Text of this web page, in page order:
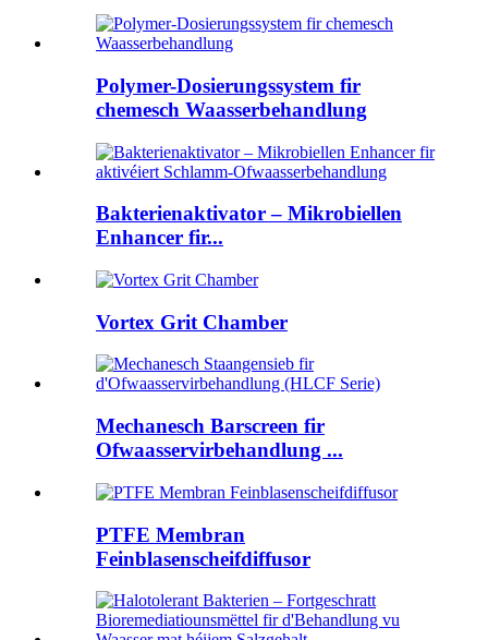
Polymer-Dosierungssystem fir
chemesch Waasserbehandlung
Bakterienaktivator – Mikrobiellen
Enhancer fir...
Vortex Grit Chamber
Mechanesch Barscreen fir
Ofwaasservirbehandlung ...
PTFE Membran
Feinblasenscheifdiffusor